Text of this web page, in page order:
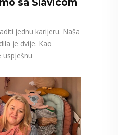
jednu karijeru. Naša
je dvije. Kao
uspješnu